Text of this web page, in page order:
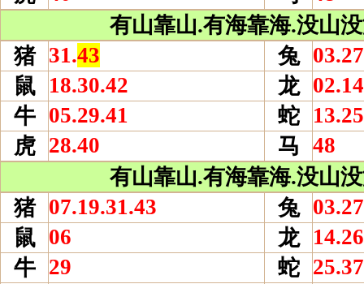
有山靠山.有海靠海.没山
猪 31.43 兔
鼠
18.30.42 龙
牛 05.29.41 蛇
虎 28.40 马 48
有山靠山.有海靠海.没山
猪 07.19.31.43 兔
鼠 06 龙
牛 29 蛇